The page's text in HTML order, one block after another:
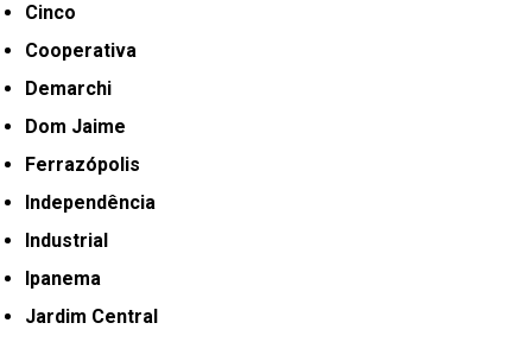
Cinco
Cooperativa
Demarchi
Dom Jaime
Ferrazópolis
Independência
Industrial
Ipanema
Jardim Central